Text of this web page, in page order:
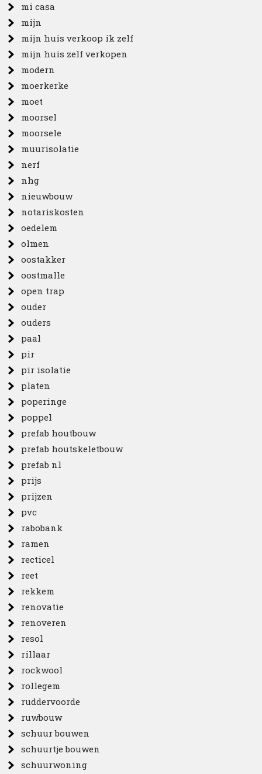
mi casa
mijn
mijn huis verkoop ik zelf
mijn huis zelf verkopen
modern
moerkerke
moet
moorsel
moorsele
muurisolatie
nerf
nhg
nieuwbouw
notariskosten
oedelem
olmen
oostakker
oostmalle
open trap
ouder
ouders
paal
pir
pir isolatie
platen
poperinge
poppel
prefab houtbouw
prefab houtskeletbouw
prefab nl
prijs
prijzen
pvc
rabobank
ramen
recticel
reet
rekkem
renovatie
renoveren
resol
rillaar
rockwool
rollegem
ruddervoorde
ruwbouw
schuur bouwen
schuurtje bouwen
schuurwoning